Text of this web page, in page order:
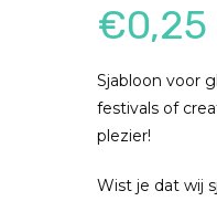
€0,25
Sjabloon voor
festivals of
plezier!
Wist je dat wij